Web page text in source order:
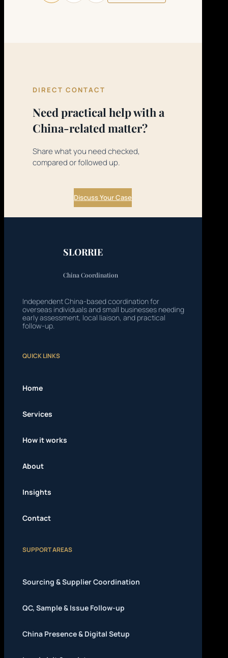
DIRECT CONTACT
Need practical help with a
China-related matter?
Share what you need checked,
compared or followed up.
Discuss Your Case
SLORRIE
China Coordination
Independent China-based coordination for
overseas individuals and small businesses needing
early assessment, local liaison, and practical
follow-up.
QUICK LINKS
Home
Services
How it works
About
Insights
Contact
SUPPORT AREAS
Sourcing & Supplier Coordination
QC, Sample & Issue Follow-up
China Presence & Digital Setup